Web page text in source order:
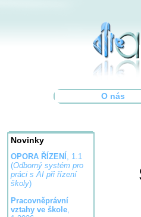
O nás
Novinky
OPORA ŘÍZENÍ , 1.1
(Odborný systém pro
práci s AI při řízení
školy)
Pracovněprávní
vztahy ve škole,